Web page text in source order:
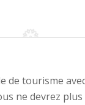
de tourisme
ne devrez plus